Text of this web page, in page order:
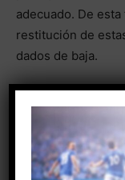
adecuado. De
restitución de
dados de baja.